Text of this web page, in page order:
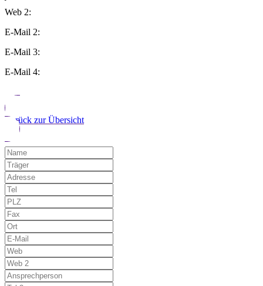
Web 2:
E-Mail 2:
E-Mail 3:
E-Mail 4:
Zurück zur Übersicht